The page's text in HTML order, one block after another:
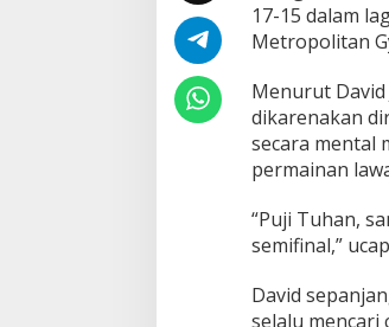
17-15 dalam
Metropolitan
Menurut
dikarenakan
secara mental
permainan
“Puji Tuhan,
semifinal,”
David
selalu mencari